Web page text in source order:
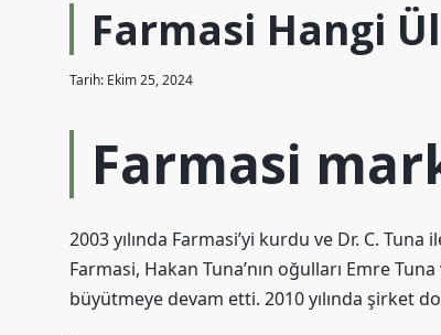
Farmasi Hangi
Tarih: Ekim 25, 2024
Farmasi
2003 yılında Farmasi’yi kurdu ve Dr. C.
Farmasi, Hakan Tuna’nın oğulları Emre
büyütmeye devam etti. 2010 yılında şirket